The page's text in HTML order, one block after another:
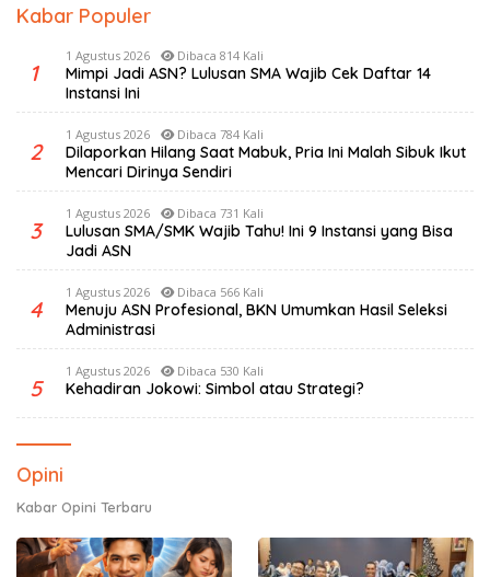
Kabar Populer
1
1 Agustus 2026 Dibaca 814 Kali
Mimpi Jadi ASN? Lulusan SMA Wajib Cek Daftar 14
Instansi Ini
2
1 Agustus 2026 Dibaca 784 Kali
Dilaporkan Hilang Saat Mabuk, Pria Ini Malah Sibuk Ikut
Mencari Dirinya Sendiri
3
1 Agustus 2026 Dibaca 731 Kali
Lulusan SMA/SMK Wajib Tahu! Ini 9 Instansi yang Bisa
Jadi ASN
4
1 Agustus 2026 Dibaca 566 Kali
Menuju ASN Profesional, BKN Umumkan Hasil Seleksi
Administrasi
5
1 Agustus 2026 Dibaca 530 Kali
Kehadiran Jokowi: Simbol atau Strategi?
Opini
Kabar Opini Terbaru